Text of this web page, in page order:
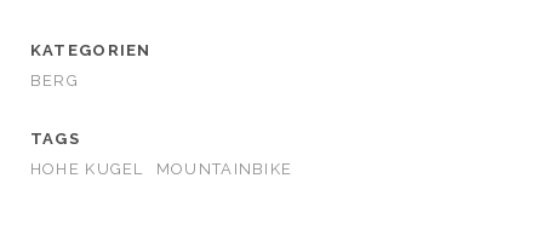
KATEGORIEN
BERG
TAGS
HOHE KUGEL
MOUNTAINBIKE